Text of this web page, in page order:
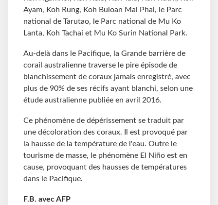
Ayam, Koh Rung, Koh Buloan Mai Phai, le Parc
national de Tarutao, le Parc national de Mu Ko
Lanta, Koh Tachai et Mu Ko Surin National Park.
Au-delà dans le Pacifique, la Grande barrière de
corail australienne traverse le pire épisode de
blanchissement de coraux jamais enregistré, avec
plus de 90% de ses récifs ayant blanchi, selon une
étude australienne publiée en avril 2016.
Ce phénomène de dépérissement se traduit par
une décoloration des coraux. Il est provoqué par
la hausse de la température de l'eau. Outre le
tourisme de masse, le phénomène El Niño est en
cause, provoquant des hausses de températures
dans le Pacifique.
F.B. avec AFP